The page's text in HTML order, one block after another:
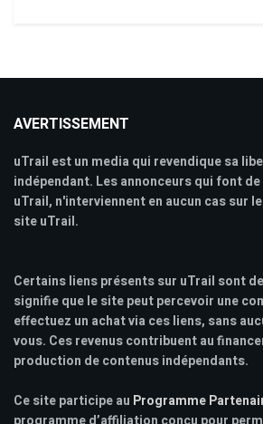
AVERTISSEMENT
uTrail est un media qui revendique sa
indépendant. Les annonceurs qui font
uTrail, n'interviennent en aucun cas sur
site uTrail.
Certains liens présents sur uTrail sont
signifie que le site peut percevoir une
effectuez un achat via ces liens, sans
vous. Ces revenus contribuent au
production de contenus indépendants.
Ce site participe au Programme